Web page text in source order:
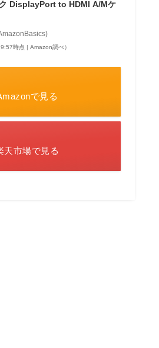
DisplayPort to HDMI A/Mケ
時点 | Amazon調べ）
で見る
天市場で見る